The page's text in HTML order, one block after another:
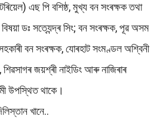
এছ পি বশিষ্ঠ, মুখ্য বন সংৰক্ষক তথা
ডঃ সত্যেন্দ্ৰ সিং; বন সংৰক্ষক, পূৱ অসম
বন সংৰক্ষক, যোৰহাট সংমণ্ডল অশ্বিনী
জয়শ্ৰী নাইডিং আৰু নাজিৰাৰ
উপস্থিত থাকে।
খানে..